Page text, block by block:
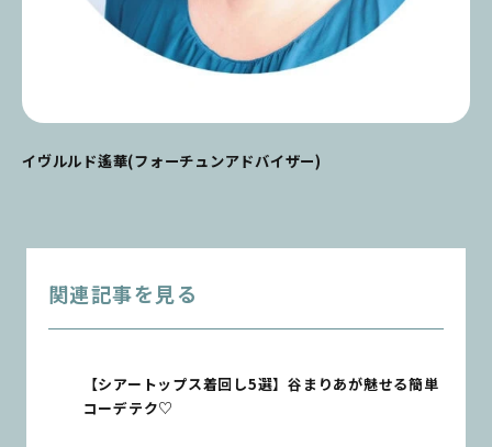
イヴルルド遙華(フォーチュンアドバイザー)
関連記事を見る
【シアートップス着回し5選】谷まりあが魅せる簡単
コーデテク♡